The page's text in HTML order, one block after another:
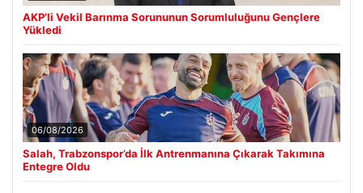
AKP’li Vekil Barınma Sorununun Sorumluluğunu Gençlere
Yükledi
06/08/2026
Salah, Trabzonspor’da İlk Antrenmanına Çıkarak Takımına
Entegre Oldu